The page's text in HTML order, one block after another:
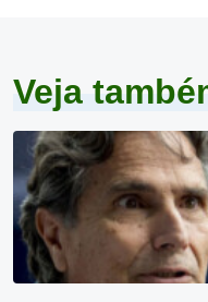
Veja